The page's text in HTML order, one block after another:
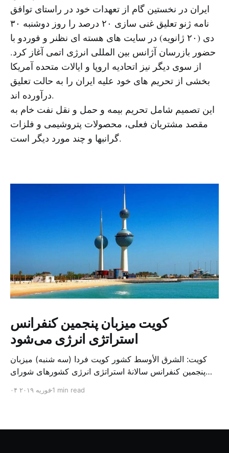
ایران در نخستین گام از تعهدات خود در راستای توافق
نامه ژنو تعلیق غنی سازی ۲۰ درصد را روز دوشنبه ۳۰
دی (۲۰ ژانویه) در سایت های هسته ای نظنر و فوردو با
حضور بازرسان آژانس بین المللی انرژی اتمی آغاز کرد.
از سوی دیگر نیز اتحادیه اروپا و ایالات متحده آمریکا
بخشی از تحریم های خود علیه ایران را به حالت تعلیق
درآورده اند.
این تصمیم شامل تحریم بیمه و حمل و نقل نفت خام به
مقصد مشتریان فعلی، محصولات پتروشیمی و فلزات
گرانبها و چند مورد دیگر است.
کویت میزبان پنجمین کنفرانس
استراتژی انرژی می‌شود
کویت: الشرق الأوسط کشور کویت فردا (سه شنبه) میزبان
پنجمین کنفرانس سالانهٔ استراتژی انرژی کشورهای شورای
متخصص از شرکت‌های جهانی نفت و گاز در این کنفرانس
۰۴ فوریه ۲۰۱۹1 min read